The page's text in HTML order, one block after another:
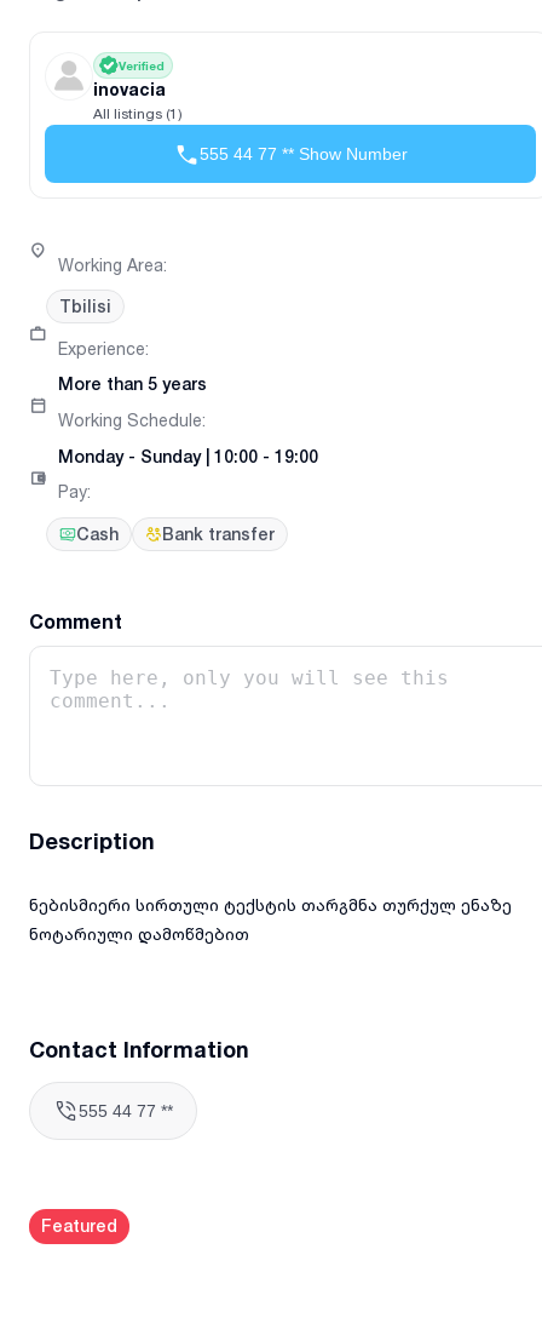
Verified
inovacia
All listings (1)
555 44 77 ** Show Number
Working Area:
Tbilisi
Experience:
More than 5 years
Working Schedule:
Monday- Sunday| 10:00 - 19:00
Pay:
Cash Bank transfer
Comment
Description
ნებისმიერი სირთული ტექსტის თარგმნა თურქულ ენაზე
ნოტარიული დამოწმებით
Contact Information
555 44 77 **
Featured